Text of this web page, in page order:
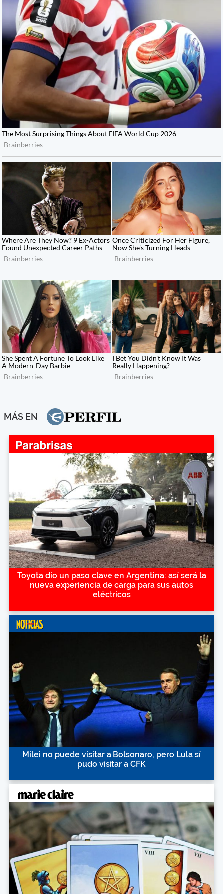
MÁS EN
Toyota dio un paso clave en Argentina: así será la
nueva experiencia de carga para sus autos
eléctricos
Milei no puede visitar a Bolsonaro, pero Lula sí
pudo visitar a CFK